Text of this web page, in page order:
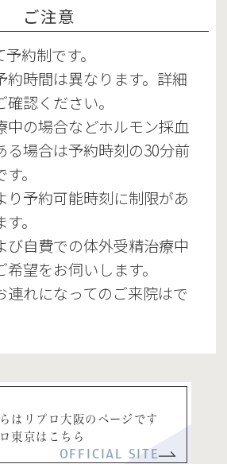
ご注意
約制です。
時間は異なります。詳細
認ください。
の場合などホルモン採血
る場合は予約時刻の30分前
。
予約可能時刻に制限があ
。
自費での体外受精治療中
望をお伺いします。
れになってのご来院はで
はリプロ大阪のページです
東京はこちら
OFFICIAL SITE